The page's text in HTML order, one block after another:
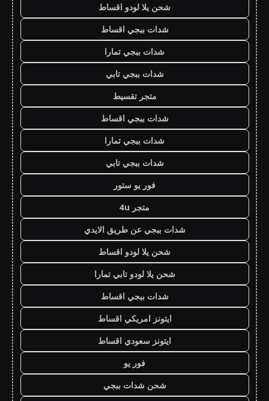
شحن يلا لودو اقساط
شدات ببجي اقساط
شدات ببجي تمارا
شدات ببجي تابي
متجر تقسيط
شدات ببجي اقساط
شدات ببجي تمارا
شدات ببجي تابي
فور يو ستور
متجر 4u
شدات ببجي عن طريق الايدي
شحن يلا لودو اقساط
شحن يلا لودو تابي تمارا
شدات ببجي اقساط
ايتونز امريكي اقساط
ايتونز سعودي اقساط
فور يو
شحن شدات ببجي